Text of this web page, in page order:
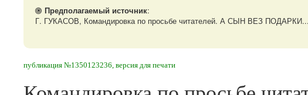
Предполагаемый источник:
Г. ГУКАСОВ, Командировка по просьбе читателей. А СЫН ВЕЗ
публикация №1350123236, версия для печати